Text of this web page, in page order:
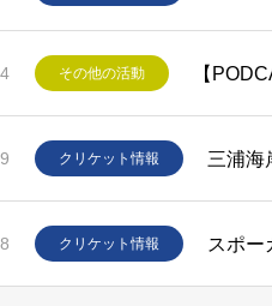
その他の活動 【
クリケット情報 三浦海
クリケット情報 スポー